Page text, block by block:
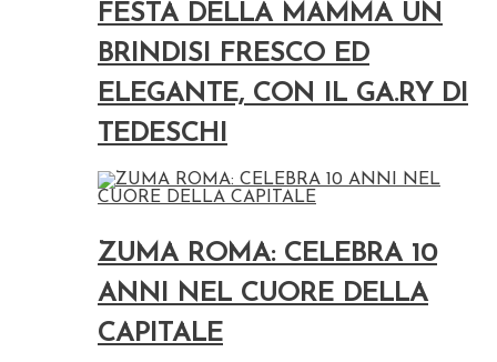
FESTA DELLA MAMMA UN
BRINDISI FRESCO ED
ELEGANTE, CON IL GA.RY DI
TEDESCHI
ZUMA ROMA: CELEBRA 10
ANNI NEL CUORE DELLA
CAPITALE